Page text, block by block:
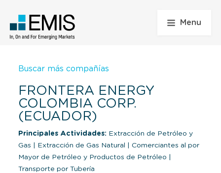
Menu
Buscar más compañías
FRONTERA ENERGY
COLOMBIA CORP.
(ECUADOR)
Principales Actividades: Extracción de Petróleo y
Gas
Extracción de Gas Natural
Comerciantes al por
Mayor de Petróleo y Productos de Petróleo
Transporte por Tubería